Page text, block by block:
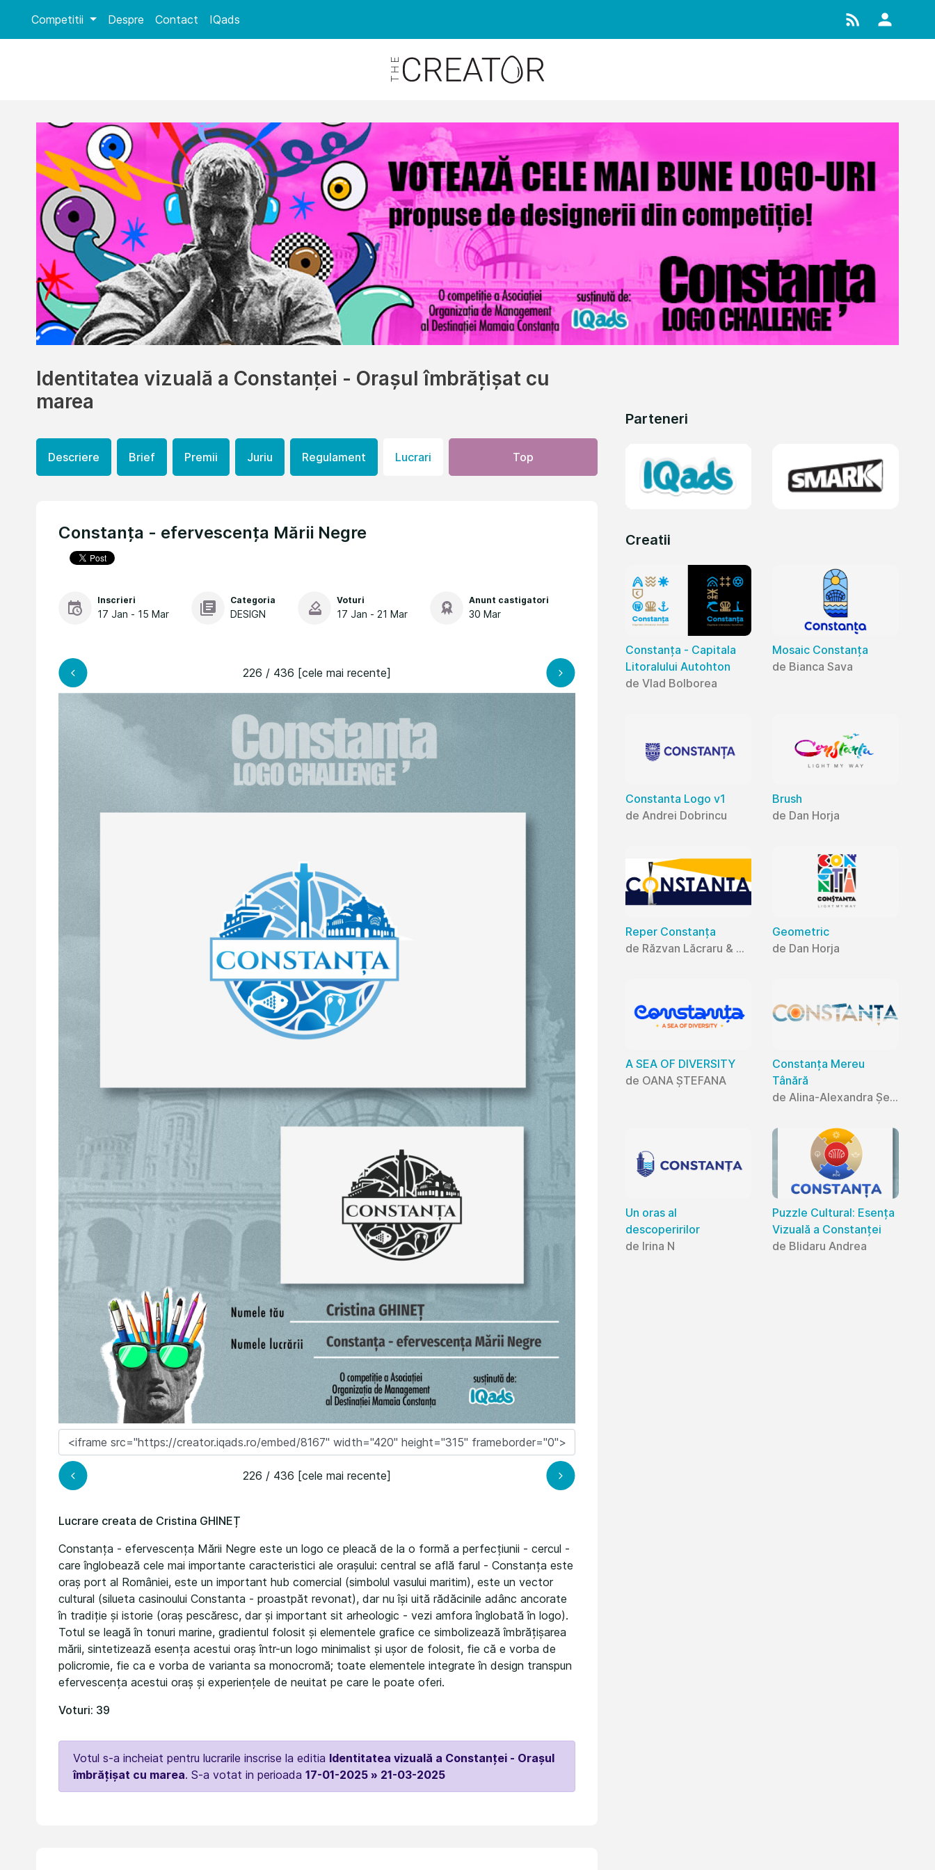
Competitii Despre Contact IQads
Identitatea vizuală a Constanței - Orașul îmbrățișat cu
marea
Descriere Brief Premii Juriu Regulament Lucrari Top
Constanța - efervescența Mării Negre
Inscrieri
17 Jan - 15 Mar
Categoria
DESIGN
Voturi
17 Jan - 21 Mar
Anunt castigatori
30 Mar
226 / 436 [cele mai recente]
226 / 436 [cele mai recente]
Lucrare creata de Cristina GHINEȚ
Constanța - efervescența Mării Negre este un logo ce pleacă de la o formă a perfecțiunii - cercul -
care înglobează cele mai importante caracteristici ale orașului: central se află farul - Constanța este
oraș port al României, este un important hub comercial (simbolul vasului maritim), este un vector
cultural (silueta casinoului Constanta - proastpăt revonat), dar nu își uită rădăcinile adânc ancorate
în tradiție și istorie (oraș pescăresc, dar și important sit arheologic - vezi amfora înglobată în logo).
Totul se leagă în tonuri marine, gradientul folosit și elementele grafice ce simbolizează îmbrățișarea
mării, sintetizează esența acestui oraș într-un logo minimalist și ușor de folosit, fie că e vorba de
policromie, fie ca e vorba de varianta sa monocromă; toate elementele integrate în design transpun
efervescența acestui oraș și experiențele de neuitat pe care le poate oferi.
Voturi: 39
Votul s-a incheiat pentru lucrarile inscrise la editia Identitatea vizuală a Constanței - Orașul
îmbrățișat cu marea. S-a votat in perioada 17-01-2025 » 21-03-2025
Parteneri
Creatii
Constanța - Capitala
Litoralului Autohton
de Vlad Bolborea
Mosaic Constanța
de Bianca Sava
Constanta Logo v1
de Andrei Dobrincu
Brush
de Dan Horja
Reper Constanța
de Răzvan Lăcraru & Mihaela Lăcraru
Geometric
de Dan Horja
A SEA OF DIVERSITY
de OANA ȘTEFANA
Constanța Mereu
Tânără
de Alina-Alexandra Șerban
Un oras al
descoperirilor
de Irina N
Puzzle Cultural: Esența
Vizuală a Constanței
de Blidaru Andrea